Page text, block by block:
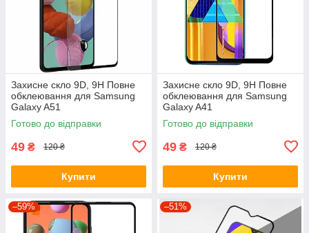
Захисне скло 9D, 9H Повне
обклеювання для Samsung
Galaxy A51
Готово до відправки
49 ₴ 120 ₴
Купити
Захисне скло 9D, 9H Повне
обклеювання для Samsung
Galaxy A41
Готово до відправки
49 ₴ 120 ₴
Купити
–59% –51%